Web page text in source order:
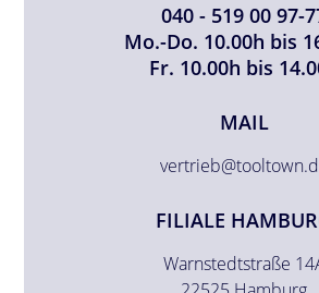
040 - 519 00 97-
Mo.-Do. 10.00h bis
Fr. 10.00h bis
MAIL
FILIALE
Warnstedtstraße